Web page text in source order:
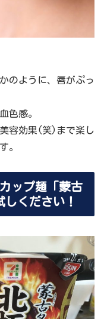
のように、唇がぷっ
色感。
容効果(笑)まで楽し
。
ップ麺「蒙古
ください！